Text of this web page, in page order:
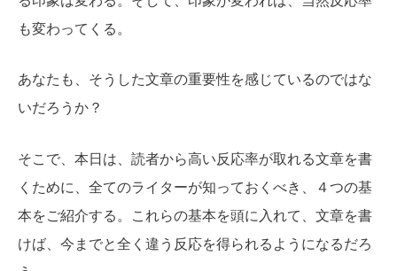
も変わってくる。
あなたも、そうした文章の重要性を感じているのではな
いだろうか？
そこで、本日は、読者から高い反応率が取れる文章を書
くために、全てのライターが知っておくべき、４つの基
本をご紹介する。これらの基本を頭に入れて、文章を書
けば、今までと全く違う反応を得られるようになるだろ